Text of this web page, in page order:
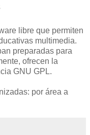
libre que permiten
multimedia.
preparadas para
ofrecen la
GNU GPL.
por área a